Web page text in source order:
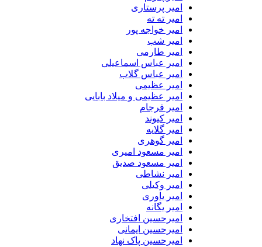
امیر پرستاری
امیر ته ته
امیر خواجه پور
امیر شب
امیر طارمی
امیر عباس اسماعیلی
امیر عباس گلاب
امیر عظیمی
امیر عظیمی و میلاد بابایی
امیر فرجام
امیر کیوند
امیر گلایه
امیر گوهری
امیر مسعود امیری
امیر مسعود صدیق
امیر نشاطی
امیر وکیلی
امیر یاوری
امیر یگانه
امیرحسین افتخاری
امیرحسین ایمانی
امیرحسین پاک نهاد